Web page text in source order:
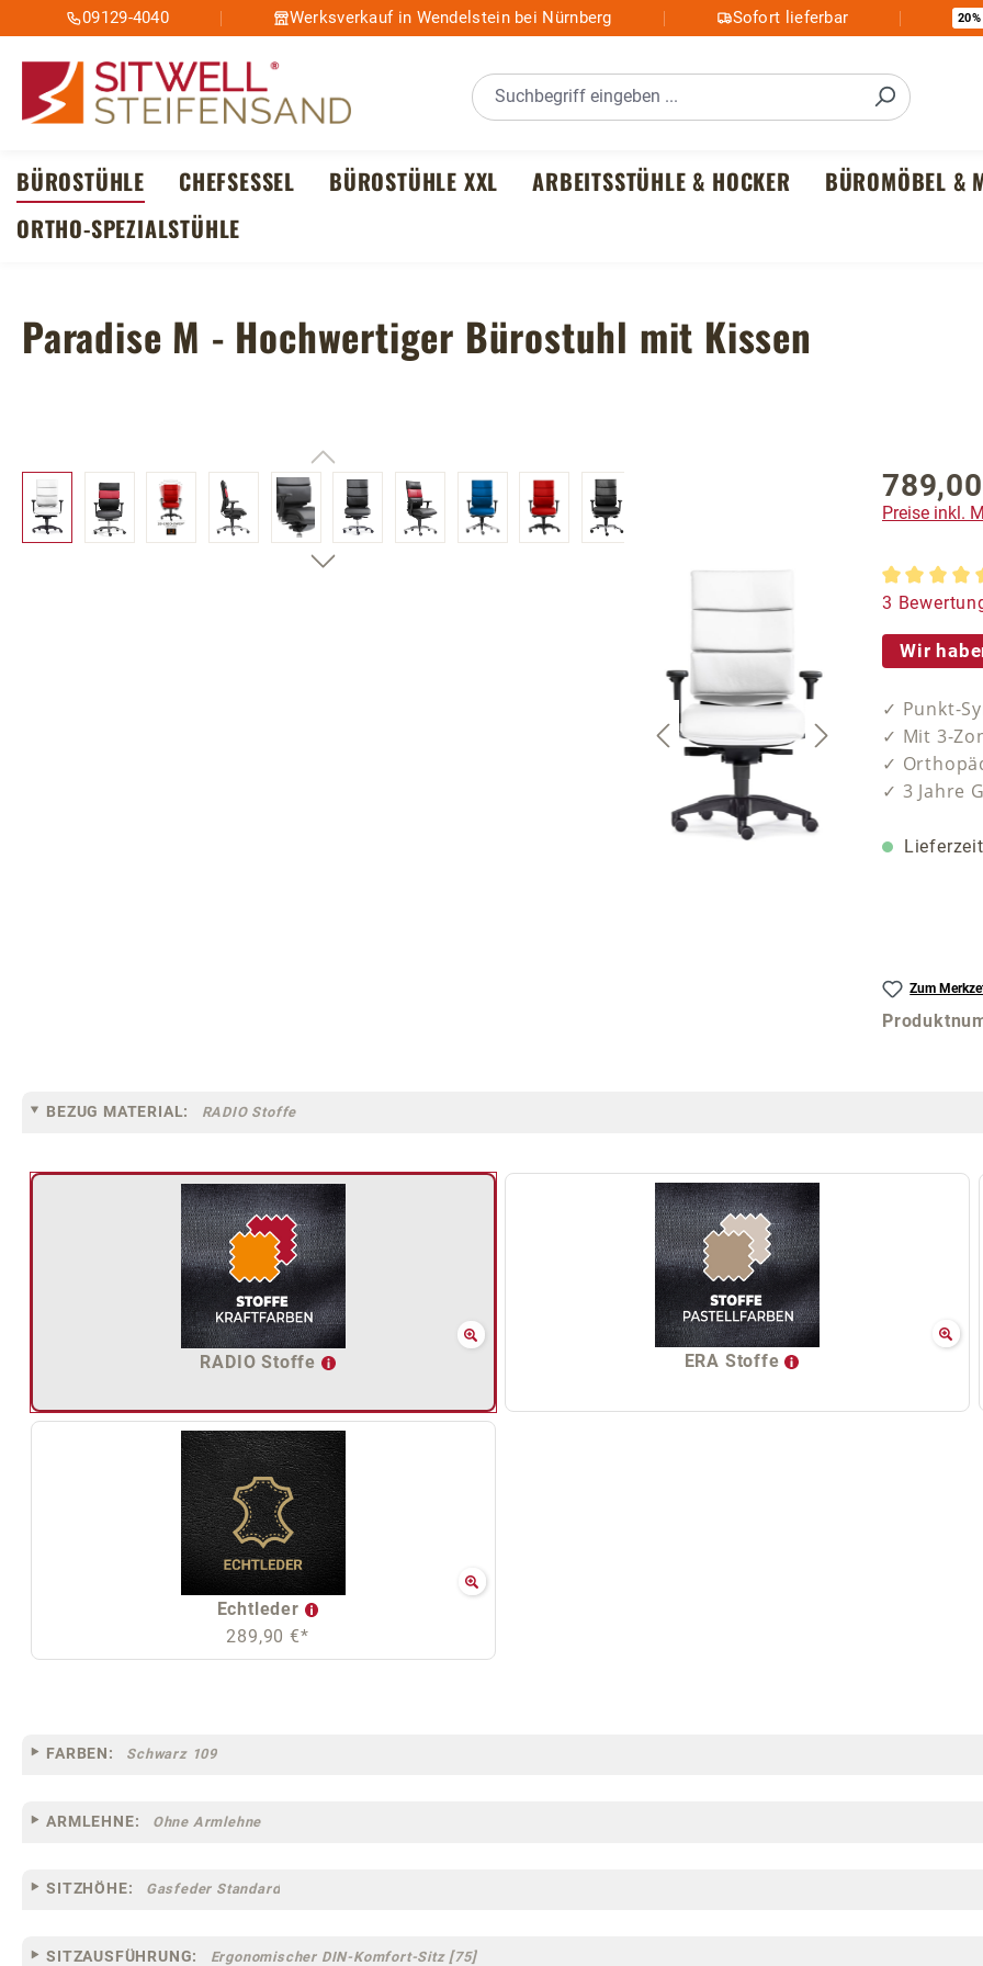
Hauptinhalt springen
Zur Suche springen
Zur Hauptnavigation springen
09129-4040 Werksverkauf in Wendelstein bei Nürnberg Sofort lieferbar 20%
BÜROSTÜHLE CHEFSESSEL BÜROSTÜHLE XXL ARBEITSSTÜHLE & HOCKER BÜROMÖBEL &
ORTHO-SPEZIALSTÜHLE
Paradise M - Hochwertiger Bürostuhl mit Kissen
Bildergalerie überspringen Regulärer
Preise inkl.
3
Wir
✓ Punkt-
✓ Mit 3-
✓
✓ 3 Jahre
Zum
BEZUG MATERIAL: RADIO Stoffe
RADIO Stoffe ERA Stoffe
Echtleder
289,90 €*
FARBEN: Schwarz 109
ARMLEHNE: Ohne Armlehne
SITZHÖHE: Gasfeder Standard
SITZAUSFÜHRUNG: Ergonomischer DIN-Komfort-Sitz [75]